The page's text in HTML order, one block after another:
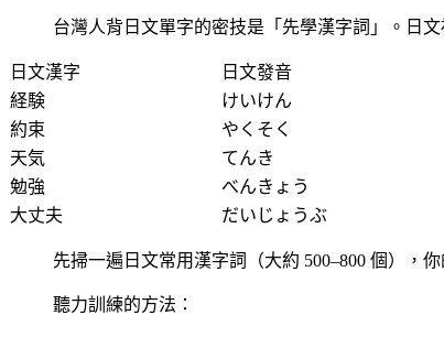
台灣人背日文單字的密技是「先學漢字詞」。日
日文漢字 日文發音
経験
けいけん
約束
やくそく
天気
てんき
勉強
べんきょう
大丈夫
だいじょうぶ
先掃一遍日文常用漢字詞（大約 500–800 個），
聽力訓練的方法：